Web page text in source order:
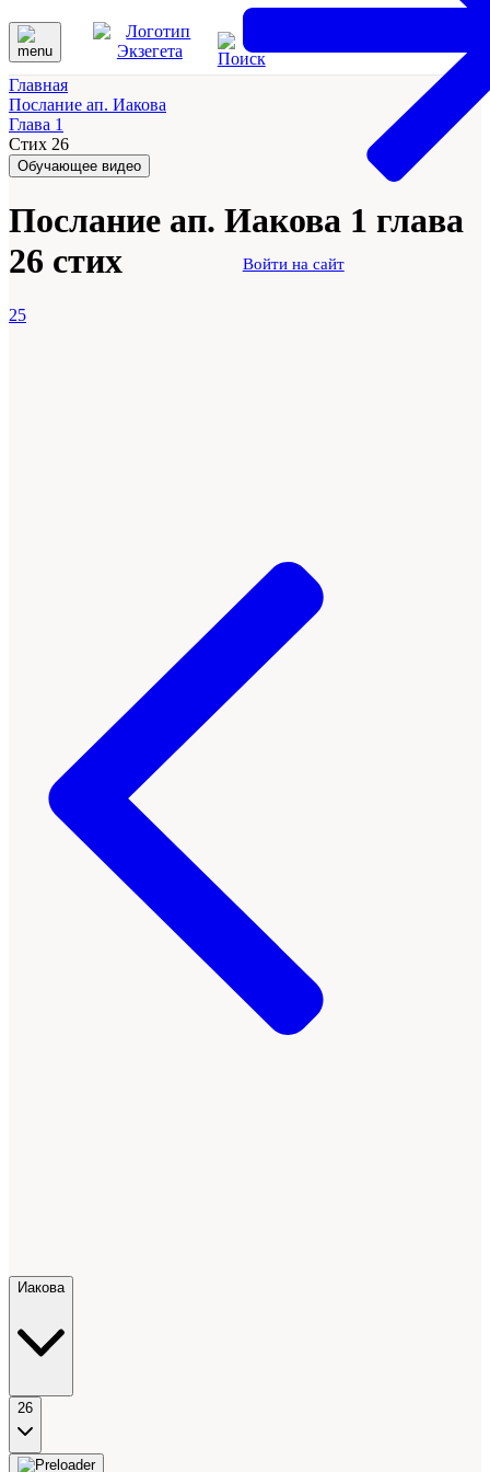
Войти на сайт
Главная
Послание ап. Иакова
Глава 1
Стих 26
Обучающее видео
Послание ап. Иакова 1 глава
26 стих
25
Иакова
26